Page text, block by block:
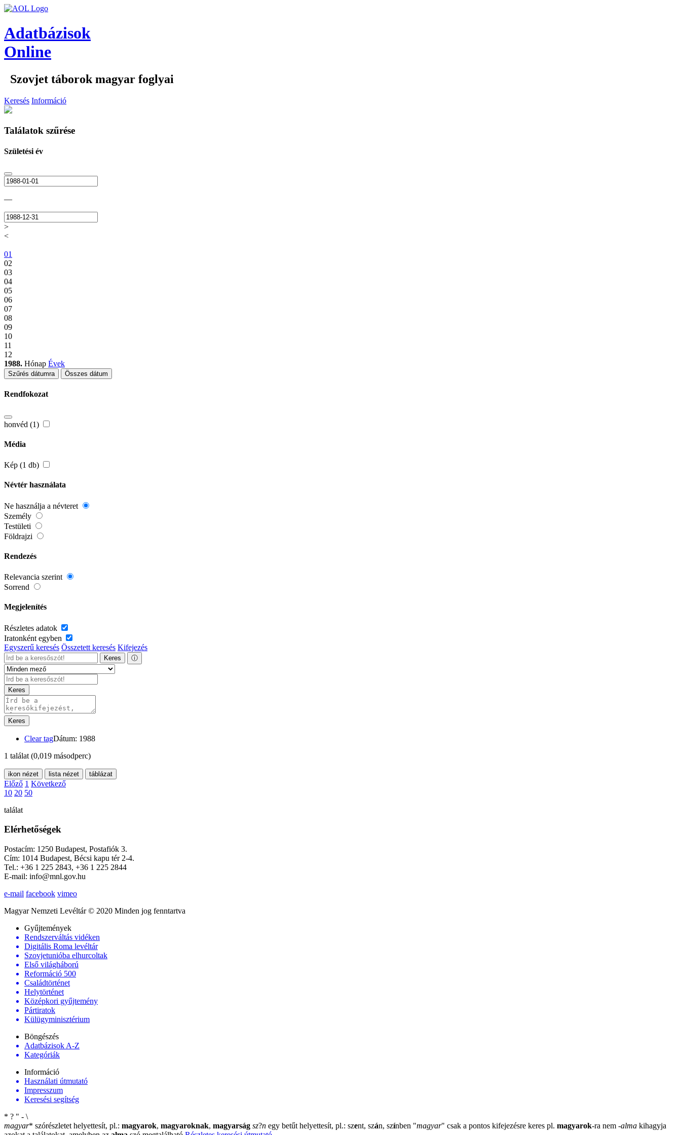
Adatbázisok
Online
Szovjet táborok magyar foglyai
Keresés Információ
Találatok szűrése
Születési év
—
>
<
01
02
03
04
05
06
07
08
09
10
11
12
1988. Hónap Évek
Szűrés dátumra Összes dátum
Rendfokozat
honvéd (1)
Média
Kép (1 db)
Névtér használata
Ne használja a névteret
Személy
Testületi
Földrajzi
Rendezés
Relevancia szerint
Sorrend
Megjelenítés
Részletes adatok
Iratonként egyben
Egyszerű keresés Összetett keresés Kifejezés
Keres ⓘ
Keres
Keres
Clear tagDátum: 1988
1 találat (0,019 másodperc)
ikon nézet lista nézet táblázat
Előző 1 Következő
10 20 50
találat
Elérhetőségek
Postacím: 1250 Budapest, Postafiók 3.
Cím: 1014 Budapest, Bécsi kapu tér 2-4.
Tel.: +36 1 225 2843, +36 1 225 2844
E-mail: info@mnl.gov.hu
e-mail facebook vimeo
Magyar Nemzeti Levéltár © 2020 Minden jog fenntartva
Gyűjtemények
Rendszerváltás vidéken
Digitális Roma levéltár
Szovjetunióba elhurcoltak
Első világháború
Reformáció 500
Családtörténet
Helytörténet
Középkori gyűjtemény
Pártiratok
Külügyminisztérium
Böngészés
Adatbázisok A-Z
Kategóriák
Információ
Használati útmutató
Impresszum
Keresési segítség
* ? " - \
magyar* szórészletet helyettesít, pl.: magyarok, magyaroknak, magyarság sz?n egy betűt helyettesít, pl.: szent, szán, színben "magyar" csak a pontos kifejezésre keres pl. magyarok-ra nem -alma kihagyja